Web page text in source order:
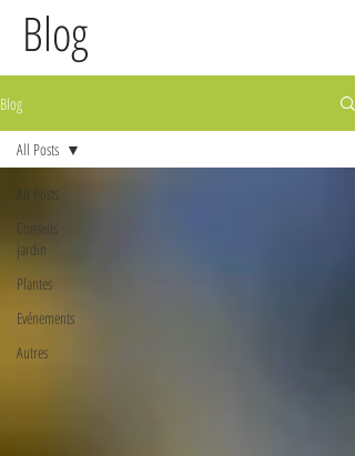
Blog
Blog
All Posts
Conseils
jardin
Plantes
Evénements
Autres
All Posts